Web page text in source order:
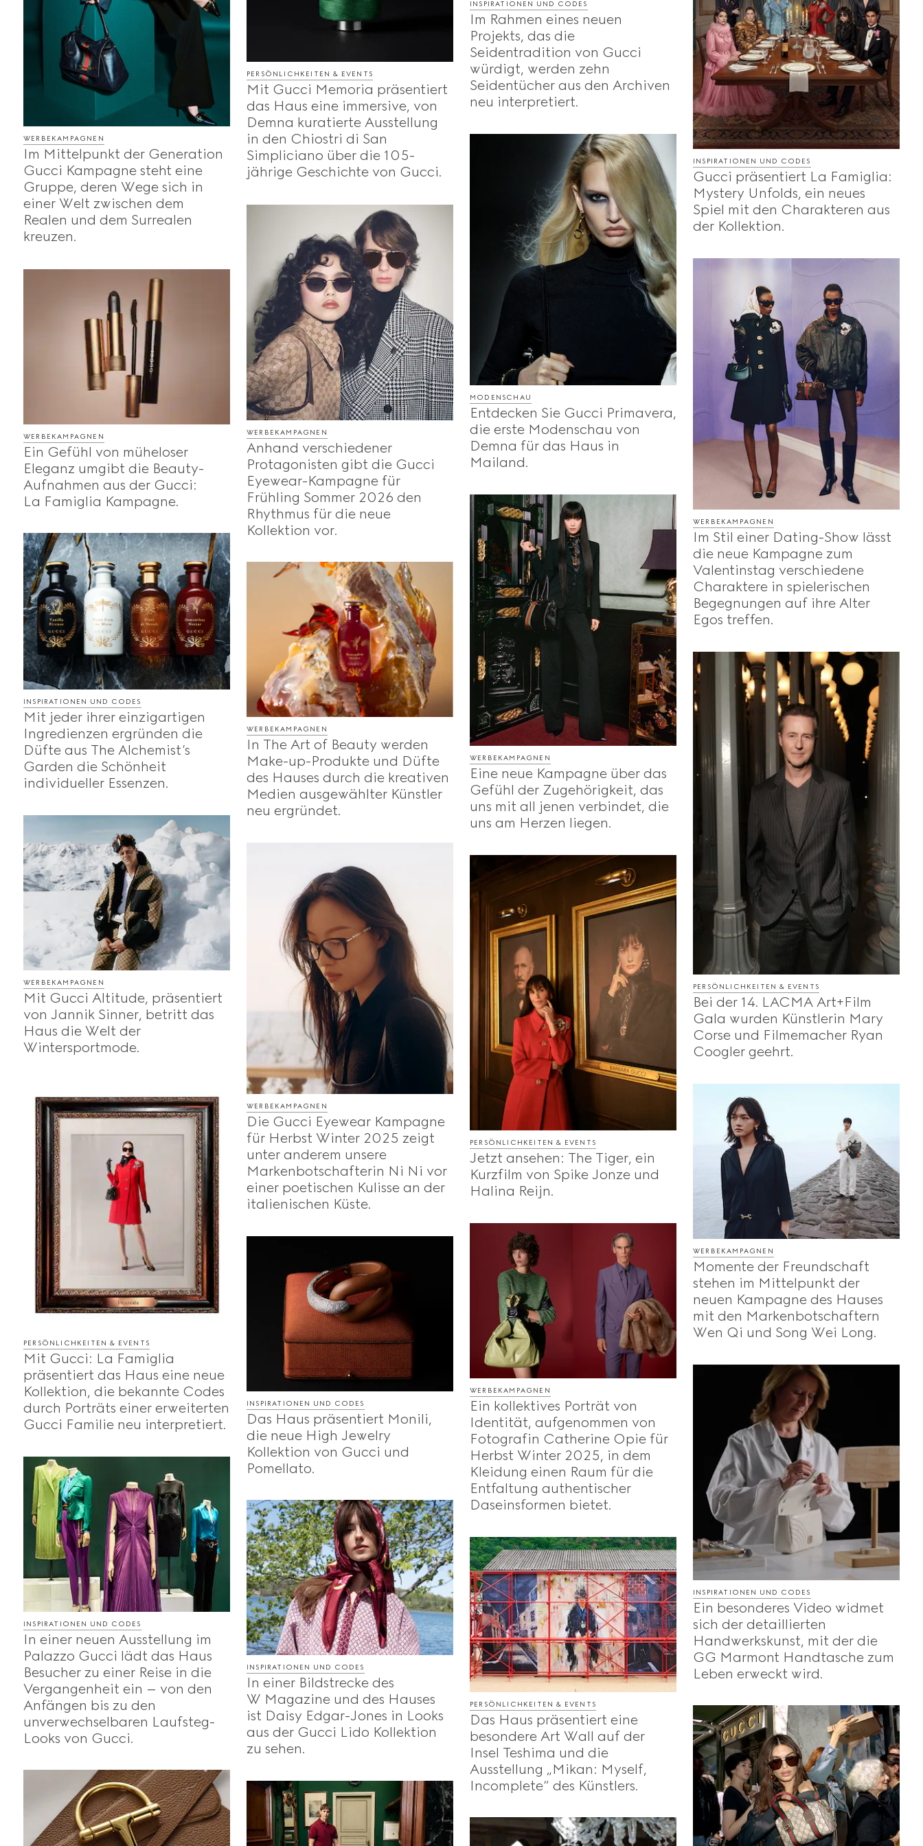
WERBEKAMPAGNEN
Im Mittelpunkt der Generation
Gucci Kampagne steht eine
Gruppe, deren Wege sich in
einer Welt zwischen dem
Realen und dem Surrealen
kreuzen.
PERSÖNLICHKEITEN & EVENTS
Mit Gucci Memoria präsentiert
das Haus eine immersive, von
Demna kuratierte Ausstellung
in den Chiostri di San
Simpliciano über die 105-
jährige Geschichte von Gucci.
INSPIRATIONEN UND CODES
Im Rahmen eines neuen
Projekts, das die
Seidentradition von Gucci
würdigt, werden zehn
Seidentücher aus den Archiven
neu interpretiert.
INSPIRATIONEN UND CODES
Gucci präsentiert La Famiglia:
Mystery Unfolds, ein neues
Spiel mit den Charakteren aus
der Kollektion.
MODENSCHAU
Entdecken Sie Gucci Primavera,
die erste Modenschau von
Demna für das Haus in
Mailand.
WERBEKAMPAGNEN
Anhand verschiedener
Protagonisten gibt die Gucci
Eyewear-Kampagne für
Frühling Sommer 2026 den
Rhythmus für die neue
Kollektion vor.
WERBEKAMPAGNEN
Im Stil einer Dating-Show lässt
die neue Kampagne zum
Valentinstag verschiedene
Charaktere in spielerischen
Begegnungen auf ihre Alter
Egos treffen.
WERBEKAMPAGNEN
Ein Gefühl von müheloser
Eleganz umgibt die Beauty-
Aufnahmen aus der Gucci:
La Famiglia Kampagne.
WERBEKAMPAGNEN
Eine neue Kampagne über das
Gefühl der Zugehörigkeit, das
uns mit all jenen verbindet, die
uns am Herzen liegen.
INSPIRATIONEN UND CODES
Mit jeder ihrer einzigartigen
Ingredienzen ergründen die
Düfte aus The Alchemist’s
Garden die Schönheit
individueller Essenzen.
WERBEKAMPAGNEN
In The Art of Beauty werden
Make-up-Produkte und Düfte
des Hauses durch die kreativen
Medien ausgewählter Künstler
neu ergründet.
PERSÖNLICHKEITEN & EVENTS
Bei der 14. LACMA Art+Film
Gala wurden Künstlerin Mary
Corse und Filmemacher Ryan
Coogler geehrt.
WERBEKAMPAGNEN
Mit Gucci Altitude, präsentiert
von Jannik Sinner, betritt das
Haus die Welt der
Wintersportmode.
WERBEKAMPAGNEN
Die Gucci Eyewear Kampagne
für Herbst Winter 2025 zeigt
unter anderem unsere
Markenbotschafterin Ni Ni vor
einer poetischen Kulisse an der
italienischen Küste.
PERSÖNLICHKEITEN & EVENTS
Jetzt ansehen: The Tiger, ein
Kurzfilm von Spike Jonze und
Halina Reijn.
PERSÖNLICHKEITEN & EVENTS
Mit Gucci: La Famiglia
präsentiert das Haus eine neue
Kollektion, die bekannte Codes
durch Porträts einer erweiterten
Gucci Familie neu interpretiert.
WERBEKAMPAGNEN
Momente der Freundschaft
stehen im Mittelpunkt der
neuen Kampagne des Hauses
mit den Markenbotschaftern
Wen Qi und Song Wei Long.
WERBEKAMPAGNEN
Ein kollektives Porträt von
Identität, aufgenommen von
Fotografin Catherine Opie für
Herbst Winter 2025, in dem
Kleidung einen Raum für die
Entfaltung authentischer
Daseinsformen bietet.
INSPIRATIONEN UND CODES
Das Haus präsentiert Monili,
die neue High Jewelry
Kollektion von Gucci und
Pomellato.
INSPIRATIONEN UND CODES
Ein besonderes Video widmet
sich der detaillierten
Handwerkskunst, mit der die
GG Marmont Handtasche zum
Leben erweckt wird.
INSPIRATIONEN UND CODES
In einer neuen Ausstellung im
Palazzo Gucci lädt das Haus
Besucher zu einer Reise in die
Vergangenheit ein – von den
Anfängen bis zu den
unverwechselbaren Laufsteg-
Looks von Gucci.
INSPIRATIONEN UND CODES
In einer Bildstrecke des
W Magazine und des Hauses
ist Daisy Edgar-Jones in Looks
aus der Gucci Lido Kollektion
zu sehen.
PERSÖNLICHKEITEN & EVENTS
Das Haus präsentiert eine
besondere Art Wall auf der
Insel Teshima und die
Ausstellung „Mikan: Myself,
Incomplete“ des Künstlers.